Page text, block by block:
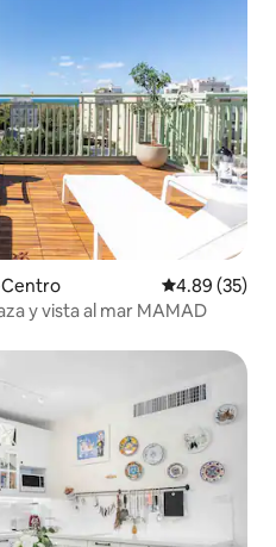
Calificación
4.89 (35)
y vista al mar MAMAD